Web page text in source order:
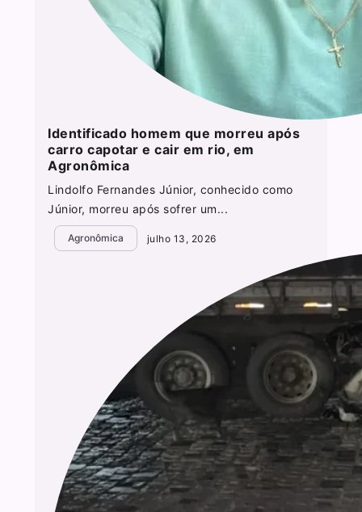
Identificado homem que morreu após
carro capotar e cair em rio, em
Agronômica
Lindolfo Fernandes Júnior, conhecido como
Júnior, morreu após sofrer um...
Agronômica julho 13, 2026